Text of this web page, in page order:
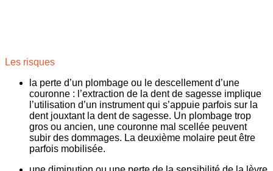
Les risques
la perte d’un plombage ou le descellement d’une
couronne : l’extraction de la dent de sagesse implique
l’utilisation d’un instrument qui s’appuie parfois sur la
dent jouxtant la dent de sagesse. Un plombage trop
gros ou ancien, une couronne mal scellée peuvent
subir des dommages. La deuxième molaire peut être
parfois mobilisée.